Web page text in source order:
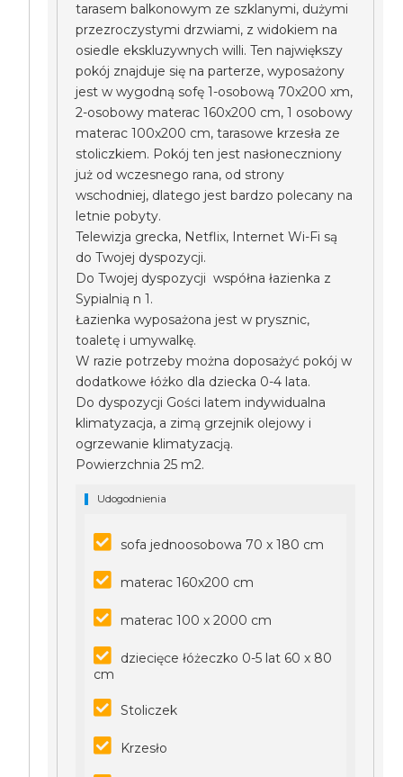
tarasem balkonowym ze szklanymi, dużymi
przezroczystymi drzwiami, z widokiem na
osiedle ekskluzywnych willi. Ten największy
pokój znajduje się na parterze, wyposażony
jest w wygodną sofę 1-osobową 70x200 xm,
2-osobowy materac 160x200 cm, 1 osobowy
materac 100x200 cm, tarasowe krzesła ze
stoliczkiem. Pokój ten jest nasłoneczniony
już od wczesnego rana, od strony
wschodniej, dlatego jest bardzo polecany na
letnie pobyty.
Telewizja grecka, Netflix, Internet Wi-Fi są
do Twojej dyspozycji.
Do Twojej dyspozycji współna łazienka z
Sypialnią n 1.
Łazienka wyposażona jest w prysznic,
toaletę i umywalkę.
W razie potrzeby można doposażyć pokój w
dodatkowe łóżko dla dziecka 0-4 lata.
Do dyspozycji Gości latem indywidualna
klimatyzacja, a zimą grzejnik olejowy i
ogrzewanie klimatyzacją.
Powierzchnia 25 m2.
Udogodnienia
sofa jednoosobowa 70 x 180 cm
materac 160x200 cm
materac 100 x 2000 cm
dziecięce łóżeczko 0-5 lat 60 x 80
cm
Stoliczek
Krzesło